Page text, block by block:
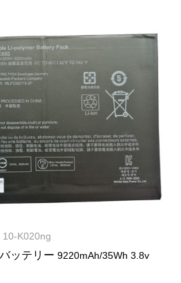
10-K020ng
ッテリー 9220mAh/35Wh 3.8v